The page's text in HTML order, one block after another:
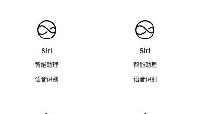
Siri
智能助理
语音识别
Siri
智能助理
语音识别